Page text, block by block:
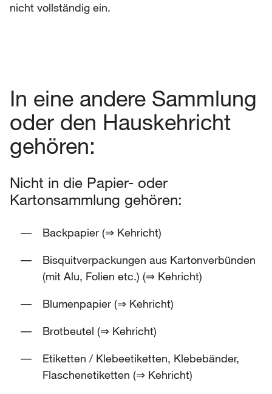
nicht vollständig ein.
In eine andere Sammlung
oder den Hauskehricht
gehören:
Nicht in die Papier- oder
Kartonsammlung gehören:
Backpapier (⇒ Kehricht)
Bisquitverpackungen aus Kartonverbünden
(mit Alu, Folien etc.) (⇒ Kehricht)
Blumenpapier (⇒ Kehricht)
Brotbeutel (⇒ Kehricht)
Etiketten / Klebeetiketten, Klebebänder,
Flaschenetiketten (⇒ Kehricht)